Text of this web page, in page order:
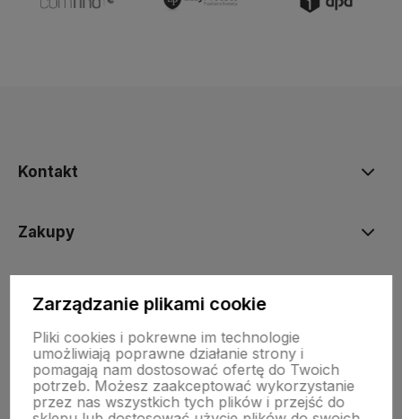
Kontakt
Zakupy
Informacje prawne
Zarządzanie plikami cookie
Pliki cookies i pokrewne im technologie
umożliwiają poprawne działanie strony i
pomagają nam dostosować ofertę do Twoich
potrzeb. Możesz zaakceptować wykorzystanie
przez nas wszystkich tych plików i przejść do